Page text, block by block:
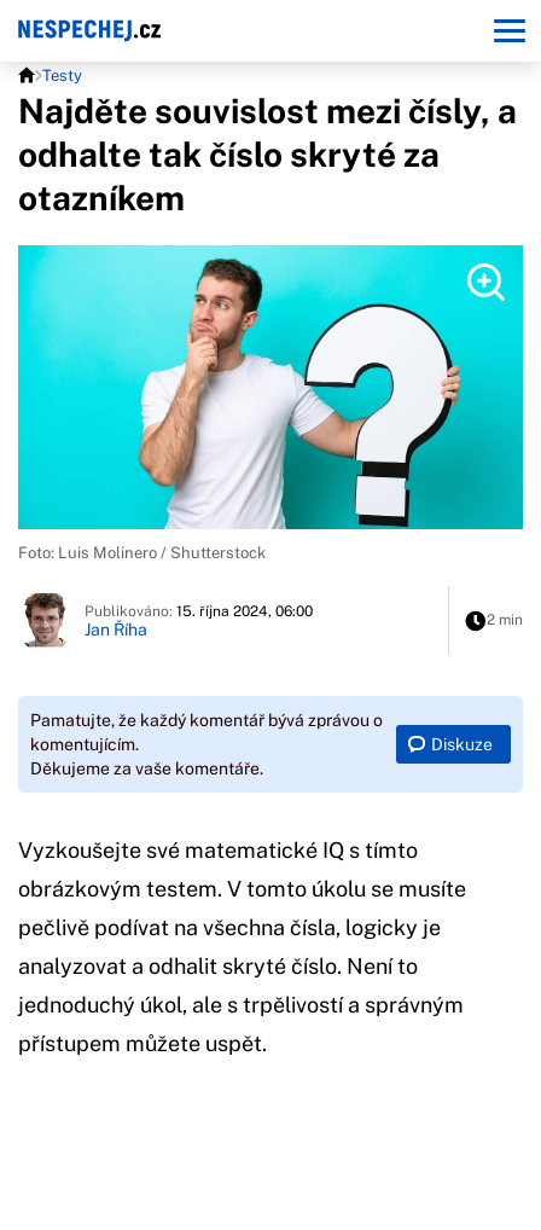
Testy
Najděte souvislost mezi čísly, a
odhalte tak číslo skryté za
otazníkem
Foto: Luis Molinero / Shutterstock
Publikováno: 15. října 2024, 06:00
Jan Říha 2 min
Pamatujte, že každý komentář bývá zprávou o
komentujícím.
Děkujeme za vaše komentáře.
Diskuze
Vyzkoušejte své matematické IQ s tímto
obrázkovým testem. V tomto úkolu se musíte
pečlivě podívat na všechna čísla, logicky je
analyzovat a odhalit skryté číslo. Není to
jednoduchý úkol, ale s trpělivostí a správným
přístupem můžete uspět.